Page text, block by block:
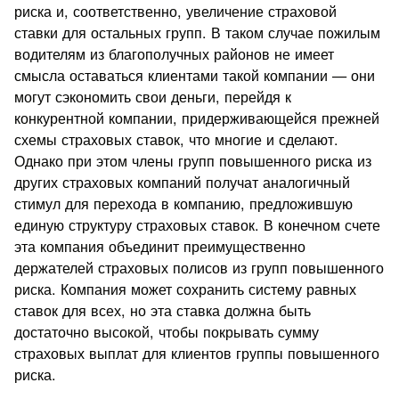
риска и, соответственно, увеличение страховой
ставки для остальных групп. В таком случае пожилым
водителям из благополучных районов не имеет
смысла оставаться клиентами такой компании — они
могут сэкономить свои деньги, перейдя к
конкурентной компании, придерживающейся прежней
схемы страховых ставок, что многие и сделают.
Однако при этом члены групп повышенного риска из
других страховых компаний получат аналогичный
стимул для перехода в компанию, предложившую
единую структуру страховых ставок. В конечном счете
эта компания объединит преимущественно
держателей страховых полисов из групп повышенного
риска. Компания может сохранить систему равных
ставок для всех, но эта ставка должна быть
достаточно высокой, чтобы покрывать сумму
страховых выплат для клиентов группы повышенного
риска.